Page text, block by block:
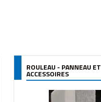
ROULEAU - PANNEAU ET
ACCESSOIRES